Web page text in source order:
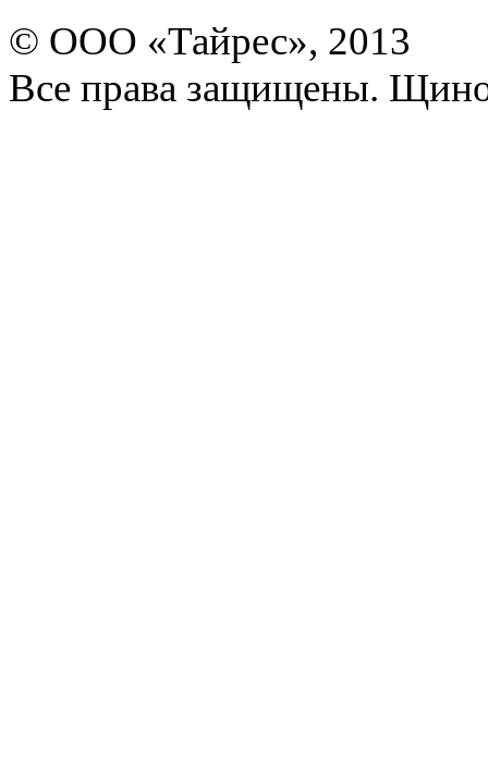
© ООО «Тайрес», 2013
Все права защищены.